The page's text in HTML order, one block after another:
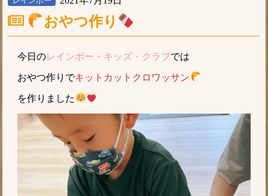
おやつ作り
今日のレインボー・キッズ・クラブでは
おやつ作りでキットカットクロワッサン
を作りました